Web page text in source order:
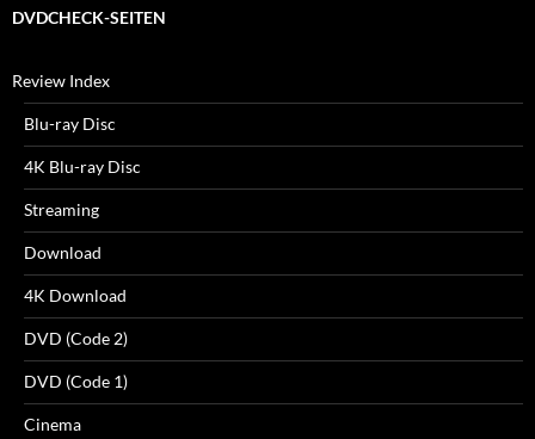
DVDCHECK-SEITEN
Review Index
Blu-ray Disc
4K Blu-ray Disc
Streaming
Download
4K Download
DVD (Code 2)
DVD (Code 1)
Cinema